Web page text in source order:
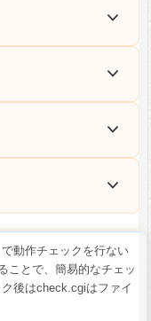
動作チェックを行ない
ことで、簡易的なチェッ
後はcheck.cgiはファイ